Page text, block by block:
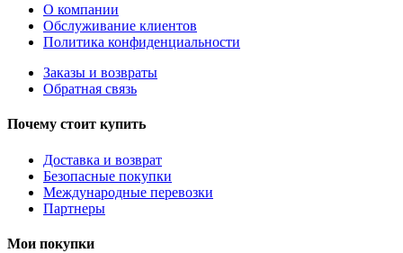
О компании
Обслуживание клиентов
Политика конфиденциальности
Заказы и возвраты
Обратная связь
Почему стоит купить
Доставка и возврат
Безопасные покупки
Международные перевозки
Партнеры
Мои покупки